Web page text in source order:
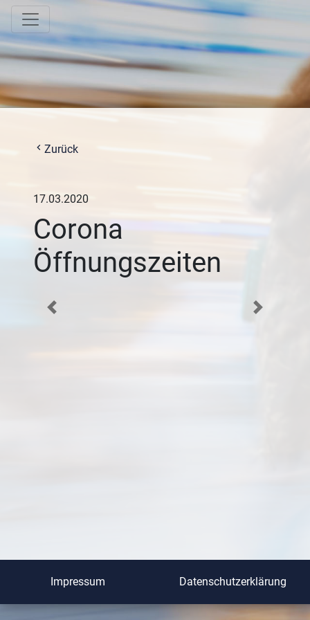
chevron_left Zurück
17.03.2020
Corona
Öffnungszeiten
Previous Next
Impressum Datenschutzerklärung